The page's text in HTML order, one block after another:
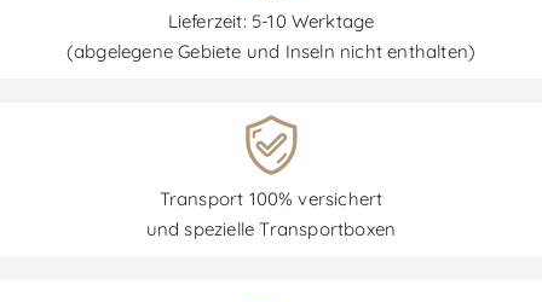
Lieferzeit: 5-10 Werktage
(abgelegene Gebiete und Inseln nicht enthalten)
Transport 100% versichert
und spezielle Transportboxen